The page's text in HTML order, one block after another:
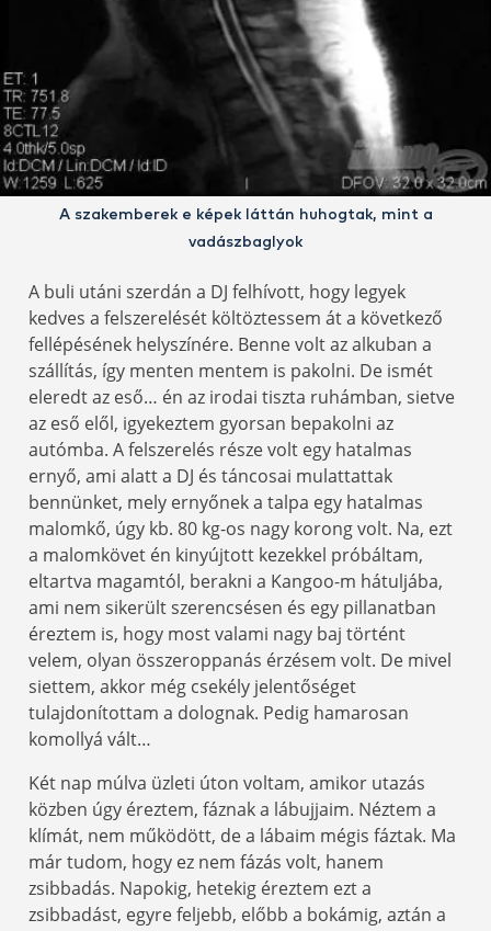
A szakemberek e képek láttán huhogtak, mint a
vadászbaglyok
A buli utáni szerdán a DJ felhívott, hogy legyek
kedves a felszerelését költöztessem át a következő
fellépésének helyszínére. Benne volt az alkuban a
szállítás, így menten mentem is pakolni. De ismét
eleredt az eső… én az irodai tiszta ruhámban, sietve
az eső elől, igyekeztem gyorsan bepakolni az
autómba. A felszerelés része volt egy hatalmas
ernyő, ami alatt a DJ és táncosai mulattattak
bennünket, mely ernyőnek a talpa egy hatalmas
malomkő, úgy kb. 80 kg-os nagy korong volt. Na, ezt
a malomkövet én kinyújtott kezekkel próbáltam,
eltartva magamtól, berakni a Kangoo-m hátuljába,
ami nem sikerült szerencsésen és egy pillanatban
éreztem is, hogy most valami nagy baj történt
velem, olyan összeroppanás érzésem volt. De mivel
siettem, akkor még csekély jelentőséget
tulajdonítottam a dolognak. Pedig hamarosan
komollyá vált…
Két nap múlva üzleti úton voltam, amikor utazás
közben úgy éreztem, fáznak a lábujjaim. Néztem a
klímát, nem működött, de a lábaim mégis fáztak. Ma
már tudom, hogy ez nem fázás volt, hanem
zsibbadás. Napokig, hetekig éreztem ezt a
zsibbadást, egyre feljebb, előbb a bokámig, aztán a